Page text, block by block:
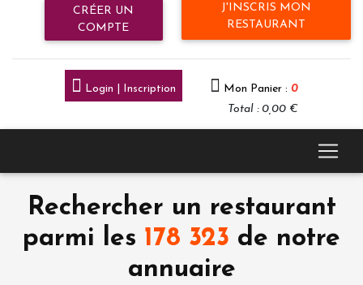
CRÉER UN
COMPTE
J'INSCRIS MON
RESTAURANT
Login | Inscription Mon Panier : 0
Total : 0,00 €
Rechercher un restaurant
parmi les 178 323 de notre
annuaire